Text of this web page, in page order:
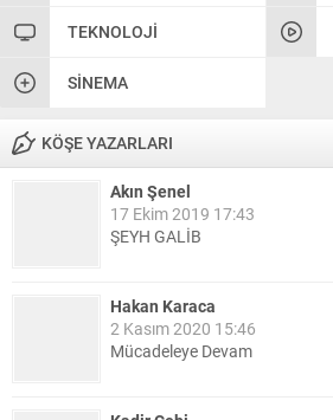
TEKNOLOJI
SINEMA
KÖŞE YAZARLARI
Akın Şenel
17 Ekim 2019 17:43
ŞEYH GALİB
Hakan Karaca
2 Kasım 2020 15:46
Mücadeleye Devam